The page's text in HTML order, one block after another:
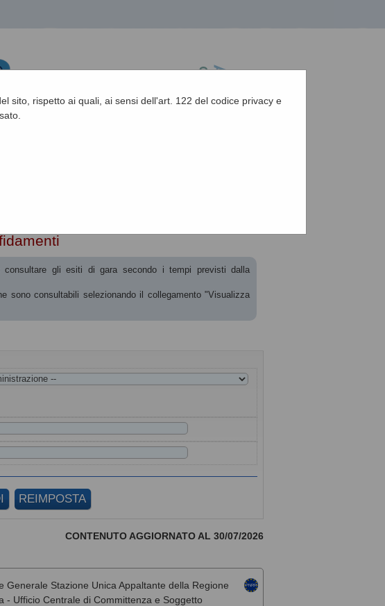
sito, rispetto ai quali, ai sensi dell'art. 122 del codice privacy e
consultare gli esiti di gara secondo i tempi previsti dalla
sono consultabili selezionando il collegamento "Visualizza
CONTENUTO AGGIORNATO AL 30/07/2026
Generale Stazione Unica Appaltante della Regione
- Ufficio Centrale di Committenza e Soggetto